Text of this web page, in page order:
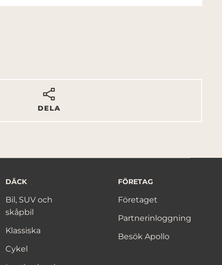
DELA
DÄCK
Bil, SUV och
skåpbil
Klassiska
Cykel
FÖRETAG
Företaget
Partnerinloggning
Besök Apollo